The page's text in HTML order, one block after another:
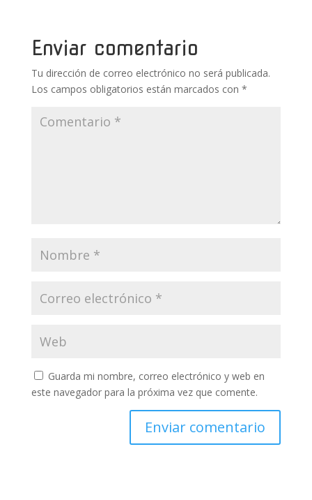
o
k p r
Enviar comentario
Tu dirección de correo electrónico no será publicada.
Los campos obligatorios están marcados con *
Guarda mi nombre, correo electrónico y web en
este navegador para la próxima vez que comente.